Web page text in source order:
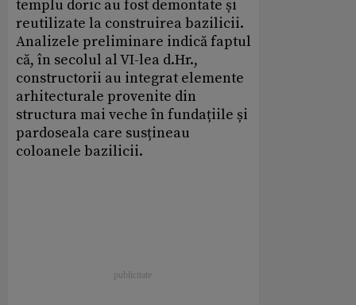
templu doric au fost demontate și
reutilizate la construirea bazilicii.
Analizele preliminare indică faptul
că, în secolul al VI-lea d.Hr.,
constructorii au integrat elemente
arhitecturale provenite din
structura mai veche în fundațiile și
pardoseala care susțineau
coloanele bazilicii.